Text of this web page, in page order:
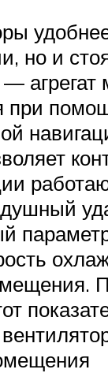
но и
агрегат
при